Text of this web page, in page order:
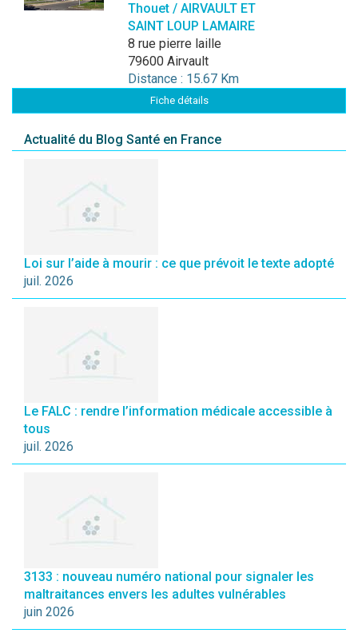
Thouet / AIRVAULT ET
SAINT LOUP LAMAIRE
8 rue pierre laille
79600 Airvault
Distance : 15.67 Km
Fiche détails
Actualité du Blog Santé en France
Loi sur l’aide à mourir : ce que prévoit le texte adopté
juil. 2026
Le FALC : rendre l’information médicale accessible à
tous
juil. 2026
3133 : nouveau numéro national pour signaler les
maltraitances envers les adultes vulnérables
juin 2026